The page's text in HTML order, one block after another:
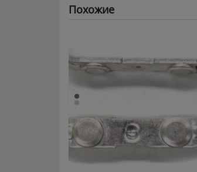
Похожие